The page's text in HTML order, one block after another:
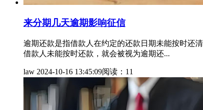
来分期几天逾期影响征信
逾期还款是指借款人在约定的还款日期未能按时还
借款人未能按时还款，就会被视为逾期还...
law 2024-10-16 13:45:09阅读：11